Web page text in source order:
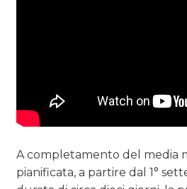
A completamento del media
pianificata, a partire dal 1°